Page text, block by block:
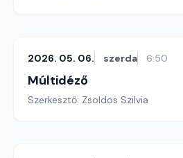
2026. 05. 06. szerda 6:50
Múltidéző
Szerkesztő: Zsoldos Szilvia